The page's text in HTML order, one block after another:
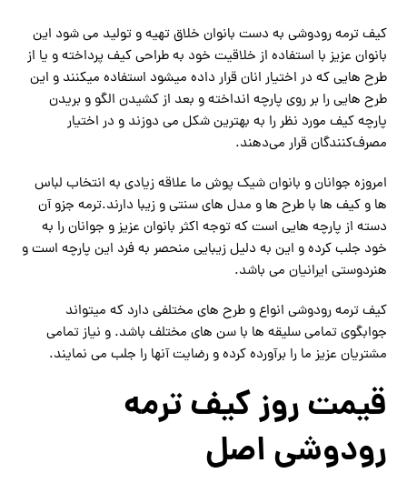
کیف ترمه رودوشی به دست بانوان خلاق تهیه و تولید می شود این
بانوان عزیز با استفاده از خلاقیت خود به طراحی کیف پرداخته و یا از
طرح هایی که در اختیار انان قرار داده میشود استفاده میکنند و این
طرح هایی را بر روی پارچه انداخته و بعد از کشیدن الگو و بریدن
پارچه کیف مورد نظر را به بهترین شکل می دوزند و در اختیار
مصرف‌کنندگان قرار می‌دهند.
امروزه جوانان و بانوان شیک پوش ما علاقه زیادی به انتخاب لباس
ها و کیف ها با طرح ها و مدل های سنتی و زیبا دارند.ترمه جزو آن
دسته از پارچه هایی است که توجه اکثر بانوان عزیز و جوانان را به
خود جلب کرده و این به دلیل زیبایی منحصر به فرد این پارچه است و
هنردوستی ایرانیان می باشد.
کیف ترمه رودوشی انواع و طرح های مختلفی دارد که میتواند
جوابگوی تمامی سلیقه ها با سن های مختلف باشد. و نیاز تمامی
مشتریان عزیز ما را برآورده کرده و رضایت آنها را جلب می نمایند.
قیمت روز کیف ترمه
رودوشی اصل